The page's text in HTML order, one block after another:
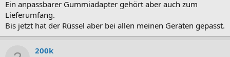
Ein anpassbarer Gummiadapter gehört aber auch zum
Lieferumfang.
Bis jetzt hat der Rüssel aber bei allen meinen Geräten gepasst.
200k